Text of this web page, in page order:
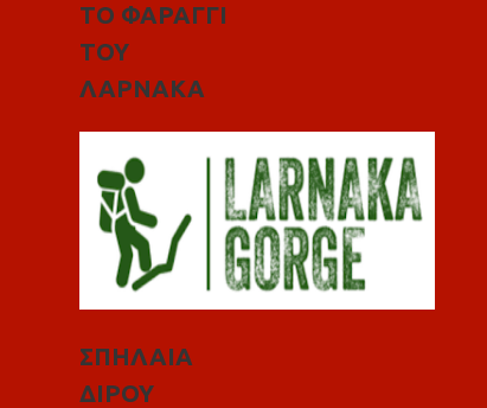
ΤΟ ΦΑΡΑΓΓΙ
ΤΟΥ
ΛΑΡΝΑΚΑ
ΣΠΗΛΑΙΑ
ΔΙΡΟΥ